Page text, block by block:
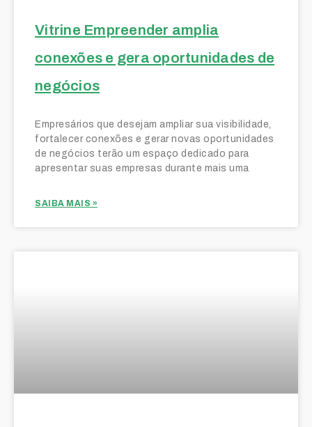
Vitrine Empreender amplia
conexões e gera oportunidades de
negócios
Empresários que desejam ampliar sua visibilidade,
fortalecer conexões e gerar novas oportunidades
de negócios terão um espaço dedicado para
apresentar suas empresas durante mais uma
SAIBA MAIS »